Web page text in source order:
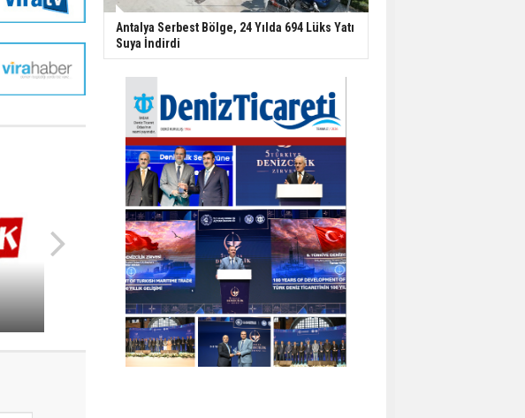
Antalya Serbest Bölge, 24 Yılda 694 Lüks Yatı
Suya İndirdi